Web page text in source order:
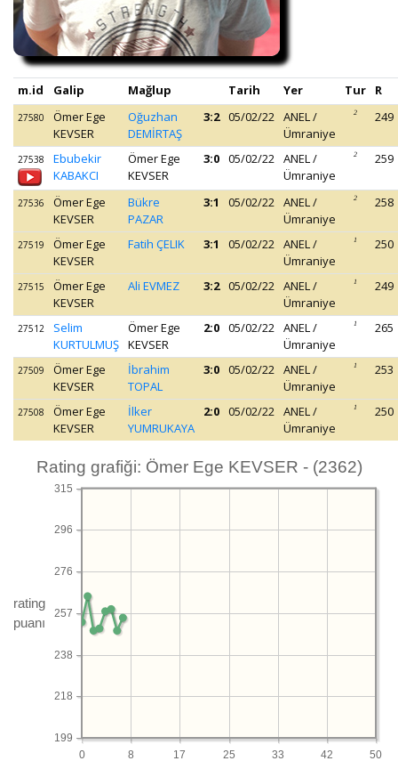
m.id Galip Mağlup Tarih Yer Tur R
27580
Ömer Ege
KEVSER
Oğuzhan
DEMİRTAŞ
3:2 05/02/22 ANEL /
Ümraniye
2 249
27538
Ebubekir
KABAKCI
Ömer Ege
KEVSER
3:0 05/02/22 ANEL /
Ümraniye
2 259
27536
Ömer Ege
KEVSER
Bükre
PAZAR
3:1 05/02/22 ANEL /
Ümraniye
2 258
27519
Ömer Ege
KEVSER
Fatih ÇELIK 3:1 05/02/22 ANEL /
Ümraniye
1 250
27515
Ömer Ege
KEVSER
Ali EVMEZ 3:2 05/02/22 ANEL /
Ümraniye
1 249
27512
Selim
KURTULMUŞ
Ömer Ege
KEVSER
2:0 05/02/22 ANEL /
Ümraniye
1 265
27509
Ömer Ege
KEVSER
İbrahim
TOPAL
3:0 05/02/22 ANEL /
Ümraniye
1 253
27508
Ömer Ege
KEVSER
İlker
YUMRUKAYA
2:0 05/02/22 ANEL /
Ümraniye
1 250
Rating grafiği: Ömer Ege KEVSER - (2362)
0 8 17 25 33 42 50
rating
puanı
199
218
238
257
276
296
315